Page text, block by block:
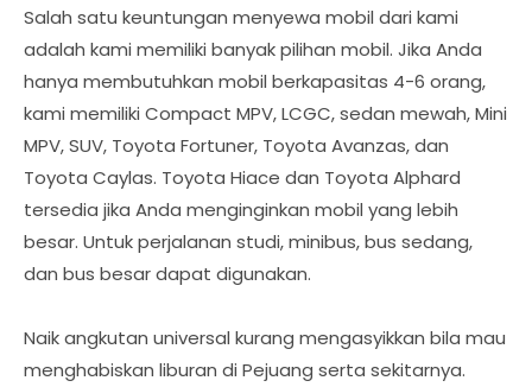
Salah satu keuntungan menyewa mobil dari kami
adalah kami memiliki banyak pilihan mobil. Jika Anda
hanya membutuhkan mobil berkapasitas 4-6 orang,
kami memiliki Compact MPV, LCGC, sedan mewah, Mini
MPV, SUV, Toyota Fortuner, Toyota Avanzas, dan
Toyota Caylas. Toyota Hiace dan Toyota Alphard
tersedia jika Anda menginginkan mobil yang lebih
besar. Untuk perjalanan studi, minibus, bus sedang,
dan bus besar dapat digunakan.
Naik angkutan universal kurang mengasyikkan bila mau
menghabiskan liburan di Pejuang serta sekitarnya.